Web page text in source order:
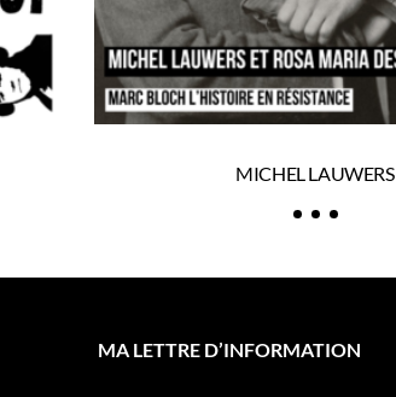
MICHEL LAUWERS
MA LETTRE D’INFORMATION